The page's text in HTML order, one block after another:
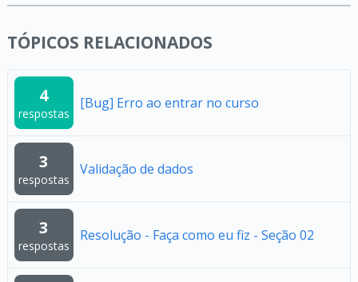
TÓPICOS RELACIONADOS
4
respostas
[Bug] Erro ao entrar no curso
3
respostas
Validação de dados
3
respostas
Resolução - Faça como eu fiz - Seção 02